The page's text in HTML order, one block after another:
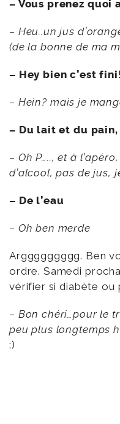
– Vous prenez quoi
– Heu..un jus
(de la bonne de ma
– Hey bien c’est
– Hein? mais je
– Du lait et du
– Oh P….., et à
d’alcool, pas de jus,
– De l’eau
– Oh ben merde
Arggggggggg. Ben
ordre. Samedi
vérifier si diabète ou
– Bon chéri…pour le
peu plus longtemps
:)